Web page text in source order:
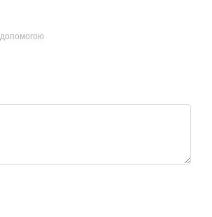
допомогою